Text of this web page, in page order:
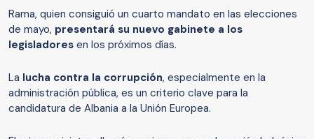
Rama, quien consiguió un cuarto mandato en las elecciones
de mayo, presentará su nuevo gabinete a los
legisladores en los próximos días.
La lucha contra la corrupción, especialmente en la
administración pública, es un criterio clave para la
candidatura de Albania a la Unión Europea.